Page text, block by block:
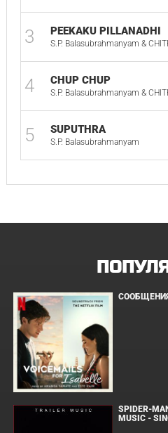
3 PEEKAKU PILLANADHI
S.P. Balasubrahmanyam &
4 CHUP CHUP
S.P. Balasubrahmanyam &
5 SUPUTHRA
S.P. Balasubrahmanyam
SPIDER-
MUSIC -